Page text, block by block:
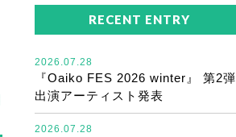
RECENT ENTRY
2026.07.28
『Oaiko FES 2026 winter』 第2弾
出演アーティスト発表
2026.07.28